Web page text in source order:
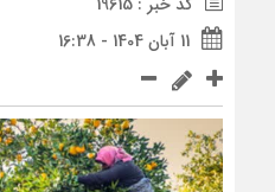
11 آبان 1404 - 16:38